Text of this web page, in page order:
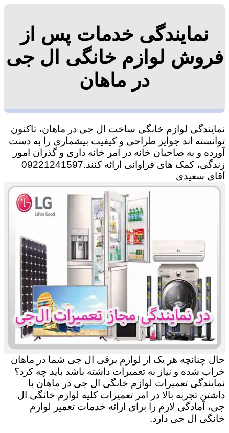
نمایندگی خدمات پس از
فروش لوازم خانگی ال جی
در ماهان
نمایندگی لوازم خانگی ساخت ال جی در ماهان، تاکنون
توانسته اند جوایز طراحی و کیفیت بیشماری را به دست
آورده و به صاحبان خانه در امر خانه داری و گذران امور
زندگی، کمک های فراوانی ارائه کنند.09221241597
آقای سعیدی
حال چنانچه هر یک از لوازم برقی ال جی شما در ماهان
خراب شده و نیاز به تعمیرات داشته باشد باید چه کرد؟
نمایندگی تعمیرات لوازم خانگی ال جی در ماهان با
داشتن تجربه بالا در امر تعمیرات کلیه لوازم خانگی ال
جی، آمادگی لازم را برای ارائه خدمات تعمیر لوازم
خانگی ال جی دارد.